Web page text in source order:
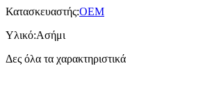
Κατασκευαστής:OEM
Υλικό:Ασήμι
Δες όλα τα χαρακτηριστικά